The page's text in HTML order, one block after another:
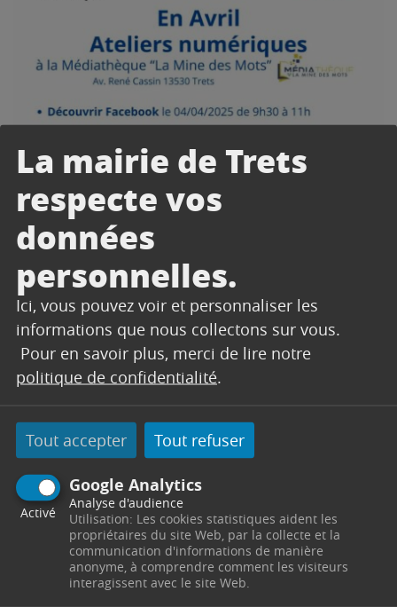
La mairie de Trets
respecte vos
données
personnelles.
Ici, vous pouvez voir et personnaliser les
informations que nous collectons sur vous.
Pour en savoir plus, merci de lire notre
politique de confidentialité.
Tout accepter Tout refuser
Google Analytics
Activé
Analyse d'audience
Utilisation: Les cookies statistiques aident les
propriétaires du site Web, par la collecte et la
communication d'informations de manière
anonyme, à comprendre comment les visiteurs
interagissent avec le site Web.
CONTACT